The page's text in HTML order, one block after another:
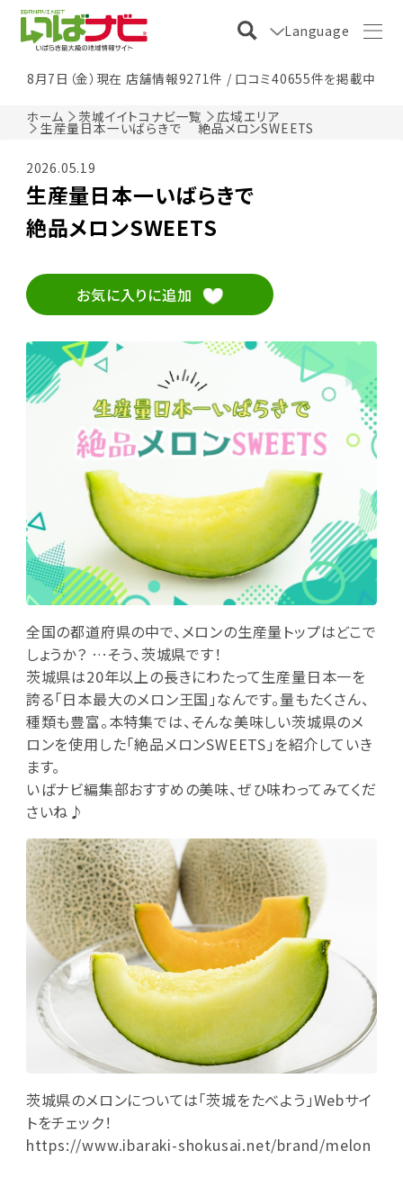
Language
8月7日（金）現在 店舗情報9271件 / 口コミ40655件を掲載中
ホーム 茨城イイトコナビ一覧 広域エリア
生産量日本一いばらきで 絶品メロンSWEETS
2026.05.19
生産量日本一いばらきで
絶品メロンSWEETS
お気に入りに追加
全国の都道府県の中で、メロンの生産量トップはどこで
しょうか？ …そう、茨城県です！
茨城県は20年以上の長きにわたって生産量日本一を
誇る「日本最大のメロン王国」なんです。量もたくさん、
種類も豊富。本特集では、そんな美味しい茨城県のメ
ロンを使用した「絶品メロンSWEETS」を紹介していき
ます。
いばナビ編集部おすすめの美味、ぜひ味わってみてくだ
さいね♪
茨城県のメロンについては「茨城をたべよう 」Webサイ
トをチェック！
https://www.ibaraki-shokusai.net/brand/melon